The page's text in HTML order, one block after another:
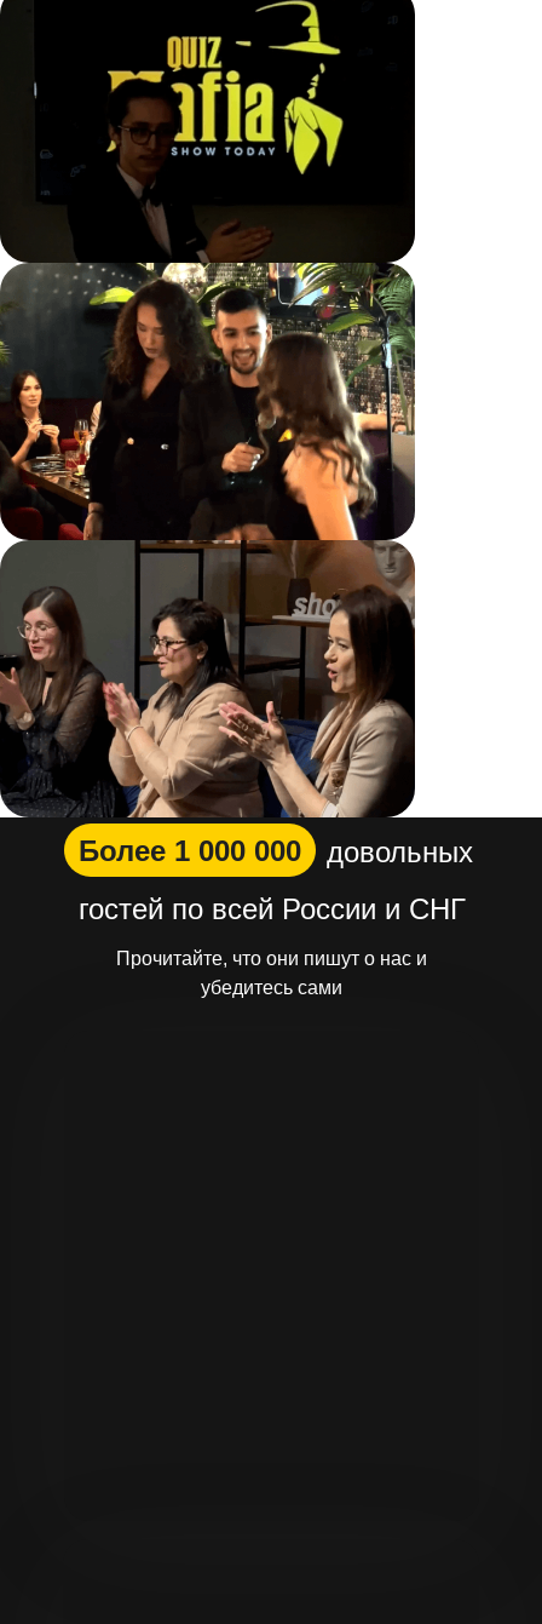
Прочитайте, что они пишут о нас и
убедитесь сами
Более 1 000 000
довольных
гостей по всей России и СНГ